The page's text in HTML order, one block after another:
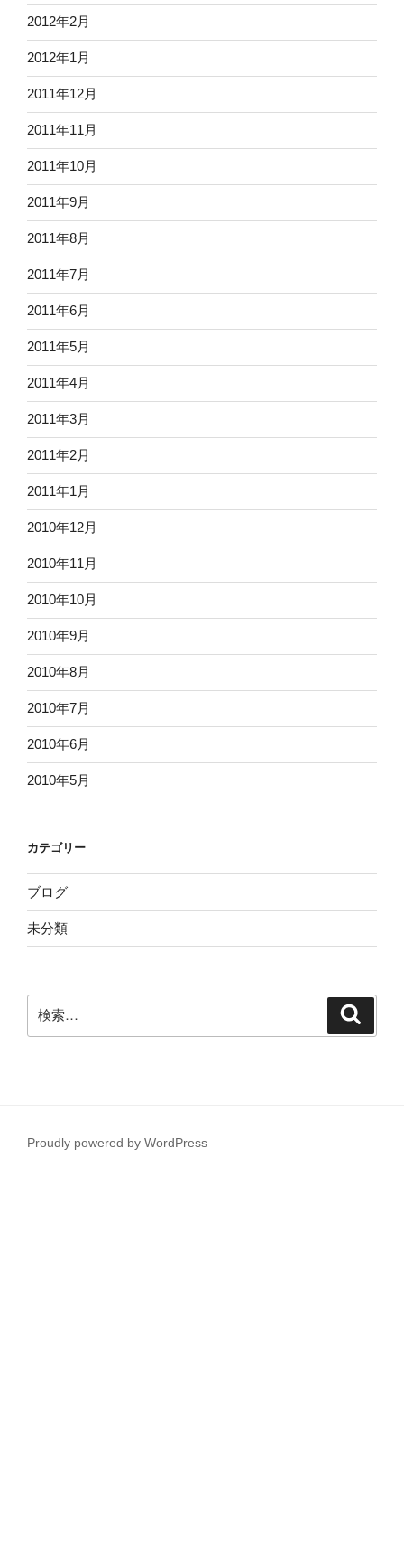
2012年2月
2012年1月
2011年12月
2011年11月
2011年10月
2011年9月
2011年8月
2011年7月
2011年6月
2011年5月
2011年4月
2011年3月
2011年2月
2011年1月
2010年12月
2010年11月
2010年10月
2010年9月
2010年8月
2010年7月
2010年6月
2010年5月
カテゴリー
ブログ
未分類
索:
Proudly powered by WordPress